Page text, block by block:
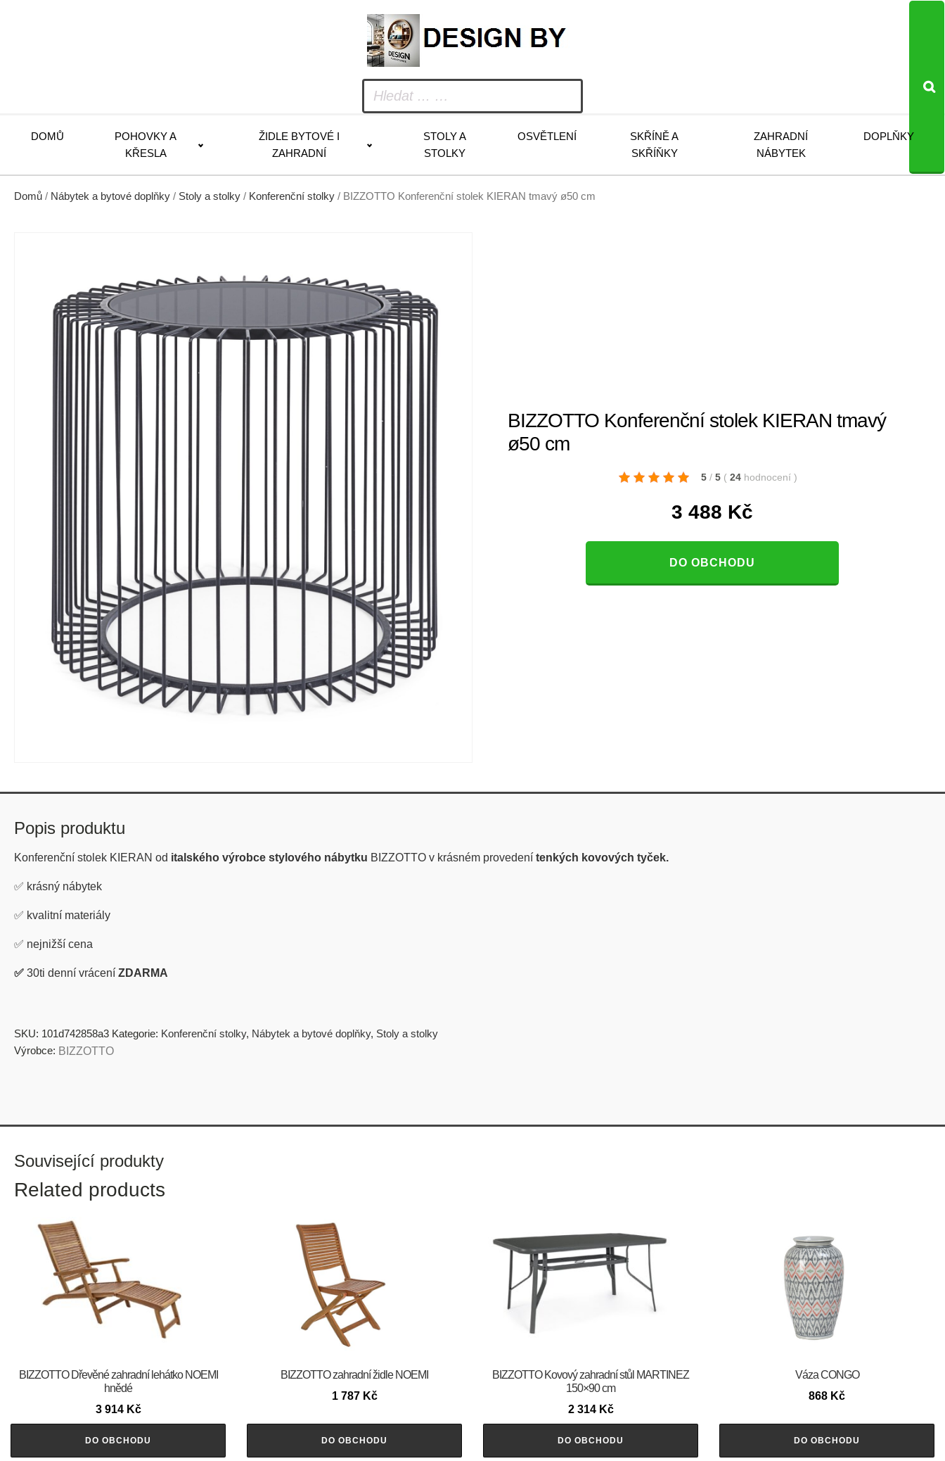
DOMŮ
POHOVKY A
KŘESLA
ŽIDLE BYTOVÉ I
ZAHRADNÍ
STOLY A
STOLKY
OSVĚTLENÍ
SKŘÍNĚ A
SKŘÍŇKY
ZAHRADNÍ
NÁBYTEK
DOPLŇKY
Domů / Nábytek a bytové doplňky / Stoly a stolky / Konferenční stolky / BIZZOTTO Konferenční stolek KIERAN tmavý ø50 cm
BIZZOTTO Konferenční stolek KIERAN tmavý
ø50 cm
5 / 5 ( 24 hodnocení )
3 488 Kč
DO OBCHODU
Popis produktu
Konferenční stolek KIERAN od italského výrobce stylového nábytku BIZZOTTO v krásném provedení tenkých kovových tyček.
✅ krásný nábytek
✅ kvalitní materiály
✅ nejnižší cena
✅ 30ti denní vrácení ZDARMA
SKU: 101d742858a3 Kategorie: Konferenční stolky, Nábytek a bytové doplňky, Stoly a stolky
Výrobce: BIZZOTTO
Související produkty
Related products
BIZZOTTO Dřevěné zahradní lehátko NOEMI
hnědé
3 914 Kč
DO OBCHODU
BIZZOTTO zahradní židle NOEMI
1 787 Kč
DO OBCHODU
BIZZOTTO Kovový zahradní stůl MARTINEZ
150×90 cm
2 314 Kč
DO OBCHODU
Váza CONGO
868 Kč
DO OBCHODU